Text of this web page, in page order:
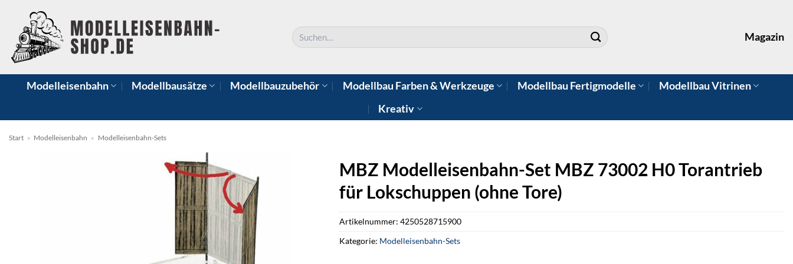
Inhalt
springen
Suchen
nach:
Magazin
Modelleisenbahn Modellbausätze Modellbauzubehör Modellbau Farben & Werkzeuge Modellbau Fertigmodelle
Modellbau Vitrinen
Kreativ
Start » Modelleisenbahn » Modelleisenbahn-Sets
MBZ Modelleisenbahn-Set MBZ 73002 H0 Torantrieb
für Lokschuppen (ohne Tore)
Artikelnummer: 4250528715900
Kategorie: Modelleisenbahn-Sets